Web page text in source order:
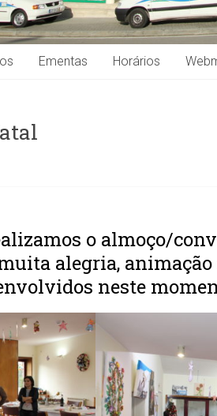
Ementas Horários
o almoço/
alegria, animação
neste